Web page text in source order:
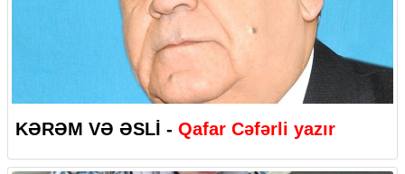
KƏRƏM VƏ ƏSLİ - Qafar Cəfərli yazır